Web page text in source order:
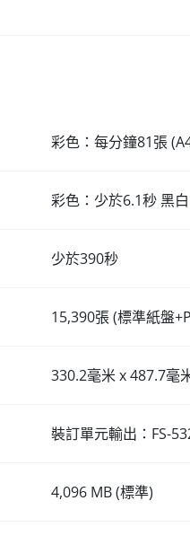
彩色：每分鐘81張
彩色：少於6.1秒 黑
少於390秒
15,390張 (標準紙盤
330.2毫米 x 487.7毫
裝訂單元輸出：FS-
4,096 MB (標準)